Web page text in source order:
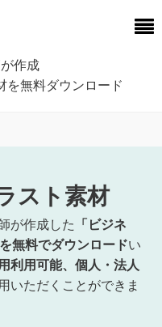
作成
を無料ダウンロード
スト素材
が作成した
「ビジネ
無料でダウンロードい
利用可能、個人・法人
いただくことができま